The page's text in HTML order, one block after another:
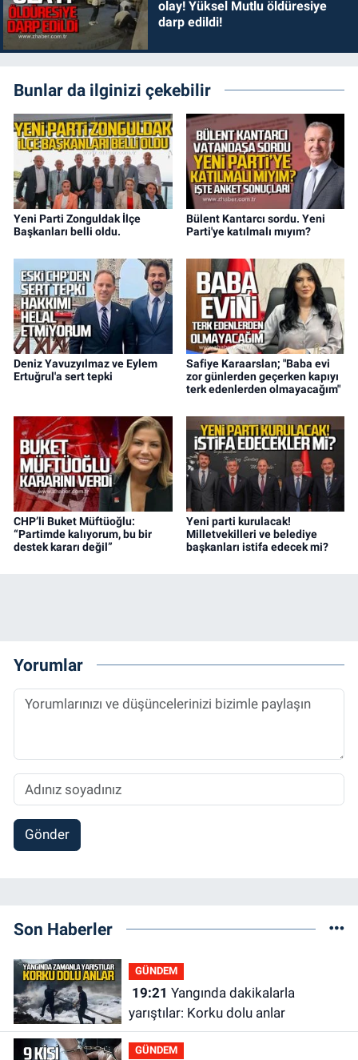
olay! Yüksel Mutlu öldüresiye
darp edildi!
Bunlar da ilginizi çekebilir
Yeni Parti Zonguldak İlçe
Başkanları belli oldu.
Bülent Kantarcı sordu. Yeni
Parti'ye katılmalı mıyım?
Deniz Yavuzyılmaz ve Eylem
Ertuğrul'a sert tepki
Safiye Karaarslan; "Baba evi
zor günlerden geçerken kapıyı
terk edenlerden olmayacağım"
CHP’li Buket Müftüoğlu:
“Partimde kalıyorum, bu bir
destek kararı değil”
Yeni parti kurulacak!
Milletvekilleri ve belediye
başkanları istifa edecek mi?
Yorumlar
Gönder
Son Haberler
GÜNDEM
19:21
yarıştılar: Korku dolu anlar
GÜNDEM